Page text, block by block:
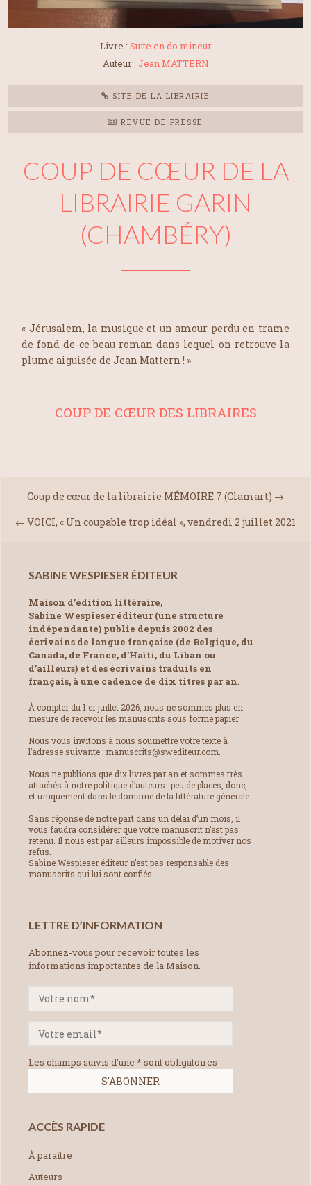
Livre : Suite en do mineur
Auteur : Jean MATTERN
SITE DE LA LIBRAIRIE
REVUE DE PRESSE
COUP DE CŒUR DE LA
LIBRAIRIE GARIN
(CHAMBÉRY)
« Jérusalem, la musique et un amour perdu en trame
de fond de ce beau roman dans lequel on retrouve la
plume aiguisée de Jean Mattern ! »
COUP DE CŒUR DES LIBRAIRES
Coup de cœur de la librairie MÉMOIRE 7 (Clamart) →
← VOICI, « Un coupable trop idéal », vendredi 2 juillet 2021
SABINE WESPIESER ÉDITEUR
Maison d’édition littéraire,
Sabine Wespieser éditeur (une structure
indépendante) publie depuis 2002 des
écrivains de langue française (de Belgique, du
Canada, de France, d’Haïti, du Liban ou
d’ailleurs) et des écrivains traduits en
français, à une cadence de dix titres par an.
À compter du 1 er juillet 2026, nous ne sommes plus en
mesure de recevoir les manuscrits sous forme papier.
Nous vous invitons à nous soumettre votre texte à
l’adresse suivante : manuscrits@swediteur.com.
Nous ne publions que dix livres par an et sommes très
attachés à notre politique d’auteurs : peu de places, donc,
et uniquement dans le domaine de la littérature générale.
Sans réponse de notre part dans un délai d’un mois, il
vous faudra considérer que votre manuscrit n’est pas
retenu. Il nous est par ailleurs impossible de motiver nos
refus.
Sabine Wespieser éditeur n’est pas responsable des
manuscrits qui lui sont confiés.
LETTRE D’INFORMATION
Abonnez-vous pour recevoir toutes les
informations importantes de la Maison.
Les champs suivis d'une * sont obligatoires
ACCÈS RAPIDE
À paraître
Auteurs